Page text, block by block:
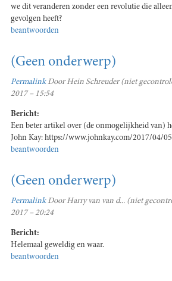
we dit veranderen zonder een revolutie die
gevolgen heeft?
beantwoorden
(Geen onderwerp)
PermalinkDoorHein Schreuder (niet
2017 – 15:54
Bericht:
Een beter artikel over (de onmogelijkheid van)
John Kay: https://www.johnkay.com/2017/04/
beantwoorden
(Geen onderwerp)
PermalinkDoorHarry van van d... (niet
2017 – 20:24
Bericht:
Helemaal geweldig en waar.
beantwoorden